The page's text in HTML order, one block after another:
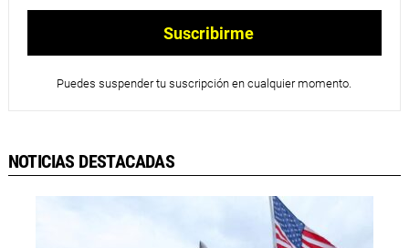
Puedes suspender tu suscripción en cualquier momento.
NOTICIAS DESTACADAS